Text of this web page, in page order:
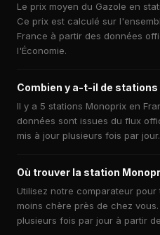
Le prix moyen du Gazole en
Ce prix est calculé sur
France à partir des données
l'Économie.
Combien y a-t-il de stations
Il y a 5 stations Monoprix en
données sont issues du flux
mis à jour plusieurs fois par jour.
Où trouver la station
Utilisez notre comparateur
moins chère près de chez
plusieurs fois par jour à partir